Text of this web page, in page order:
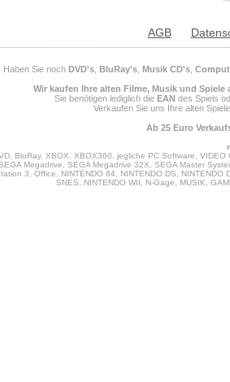
AGB
Haben Sie noch DVD's, BluRay's, Musik CD's,
Wir kaufen Ihre alten Filme, Musik und Spiele
Sie benötigen lediglich die EAN des Spiels
Verkaufen Sie uns Ihre alten
Ab 25 Euro
BluRay, XBOX, XBOX360, jegliche PC Software,
Megadrive, SEGA Megadrive 32X, SEGA Master
3, Office, NINTENDO 64, NINTENDO DS,
SNES, NINTENDO WII, N-Gage, MUSIK,